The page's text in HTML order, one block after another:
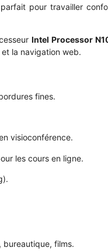
pour travailler
Intel Processor
la navigation web.
fines.
visioconférence.
les cours en ligne.
bureautique, films.